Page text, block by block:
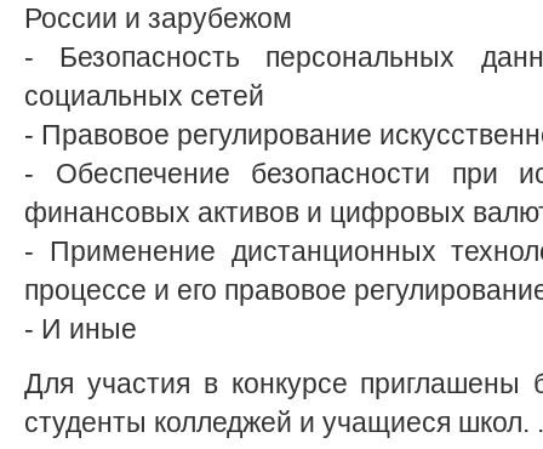
России и зарубежом
- Безопасность персональных
социальных сетей
- Правовое регулирование
- Обеспечение безопасности при
финансовых активов и цифровых
- Применение дистанционных
процессе и его правовое
- И иные
Для участия в конкурсе приглашены
студенты колледжей и учащиеся школ. .